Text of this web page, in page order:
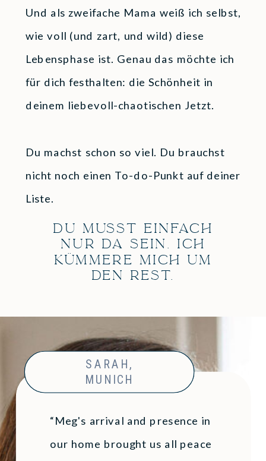
Und als zweifache Mama weiß ich selbst,
wie voll (und zart, und wild) diese
Lebensphase ist. Genau das möchte ich
für dich festhalten: die Schönheit in
deinem liebevoll-chaotischen Jetzt.
Du machst schon so viel. Du brauchst
nicht noch einen To-do-Punkt auf deiner
Liste.
DU MUSST EINFACH
NUR DA SEIN. ICH
KÜMMERE MICH UM
DEN REST.
SARAH,
MUNICH
“Meg's arrival and presence in
our home brought us all peace